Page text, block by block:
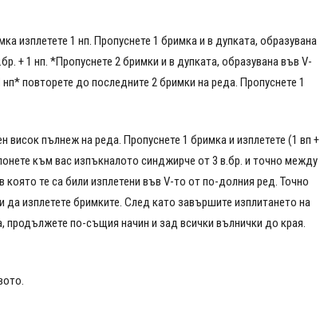
изплетете 1 нп. Пропуснете 1 бримка и в дупката, образувана
+ 1 нп. *Пропуснете 2 бримки и в дупката, образувана във V-
повторете до последните 2 бримки на реда. Пропуснете 1
висок пълнеж на реда. Пропуснете 1 бримка и изплетете (1 вп +
към вас изпъкналото синджирче от 3 в.бр. и точно между
те са били изплетени във V-то от по-долния ред. Точно
изплетете бримките. След като завършите изплитането на
продължете по-същия начин и зад всички вълнички до края.